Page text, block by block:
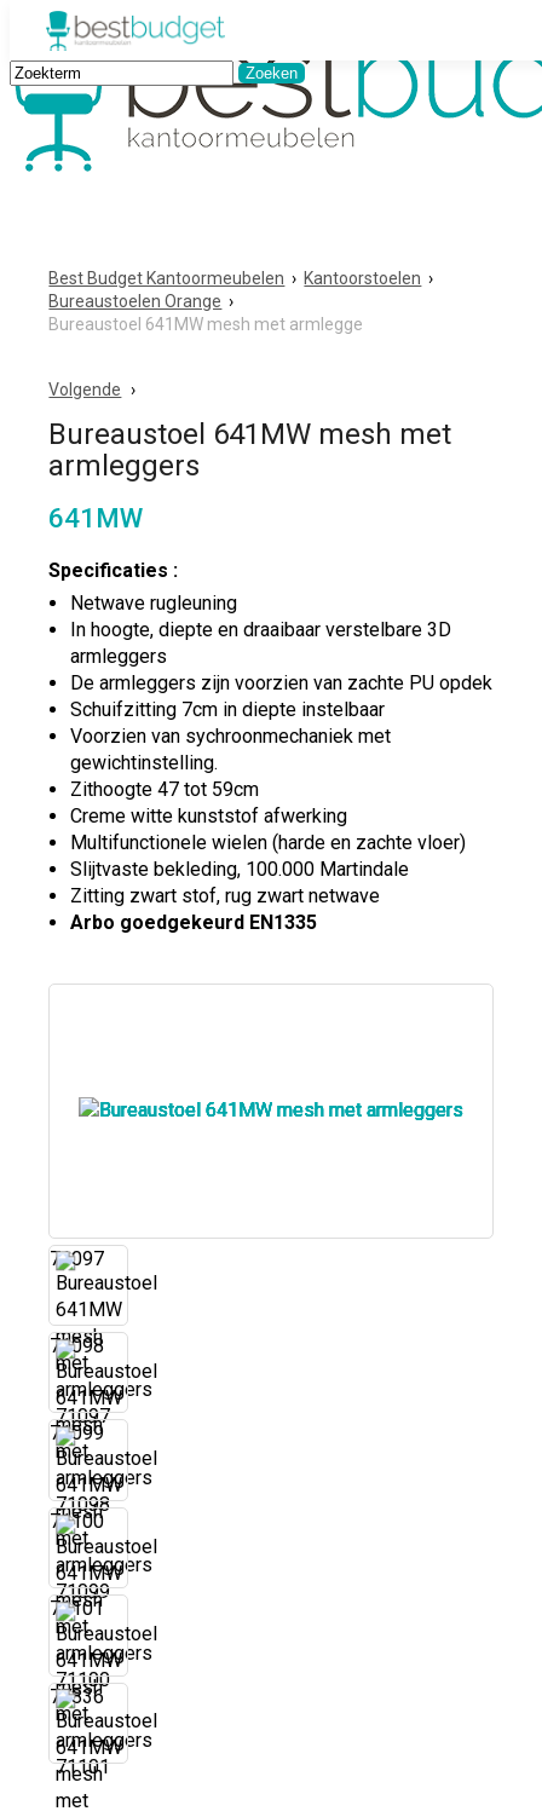
Best Budget Kantoormeubelen › Kantoorstoelen ›
Bureaustoelen Orange ›
Bureaustoel 641MW mesh met armlegge
Volgende
Bureaustoel 641MW mesh met
armleggers
641MW
Specificaties :
Netwave rugleuning
In hoogte, diepte en draaibaar verstelbare 3D
armleggers
De armleggers zijn voorzien van zachte PU opdek
Schuifzitting 7cm in diepte instelbaar
Voorzien van sychroonmechaniek met
gewichtinstelling.
Zithoogte 47 tot 59cm
Creme witte kunststof afwerking
Multifunctionele wielen (harde en zachte vloer)
Slijtvaste bekleding, 100.000 Martindale
Zitting zwart stof, rug zwart netwave
Arbo goedgekeurd EN1335
71097
71098
71099
71100
71101
77836